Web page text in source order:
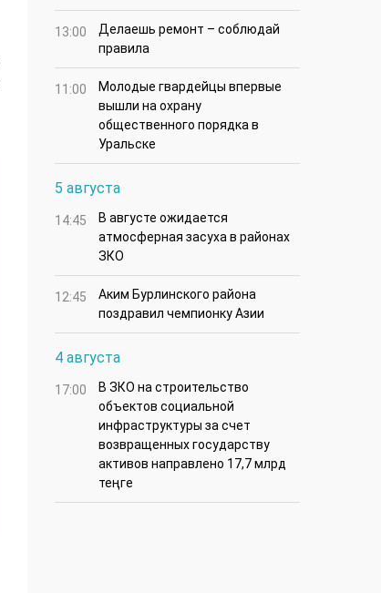
13:00
Делаешь ремонт – соблюдай
правила
11:00
Молодые гвардейцы впервые
вышли на охрану
общественного порядка в
Уральске
5 августа
14:45
В августе ожидается
атмосферная засуха в районах
ЗКО
12:45
Аким Бурлинского района
поздравил чемпионку Азии
4 августа
17:00
В ЗКО на строительство
объектов социальной
инфраструктуры за счет
возвращенных государству
активов направлено 17,7 млрд
теңге